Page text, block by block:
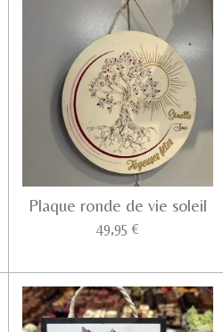
Plaque ronde de vie soleil
49,95 €